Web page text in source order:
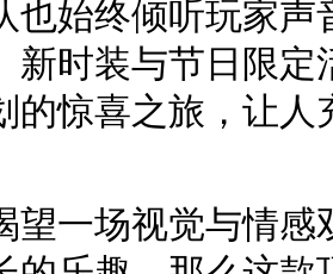
始终倾听玩家声
新时装与节日限
的惊喜之旅，让人
一场视觉与情感